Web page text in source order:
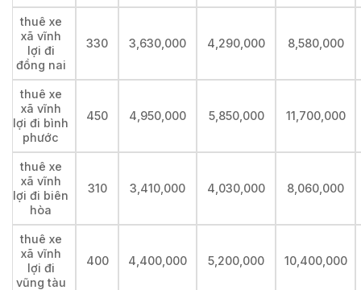
thuê xe
xã vĩnh
lợi đi
đồng nai
330 3,630,000 4,290,000 8,580,000
thuê xe
xã vĩnh
lợi đi bình
phước
450 4,950,000 5,850,000 11,700,000
thuê xe
xã vĩnh
lợi đi biên
hòa
310 3,410,000 4,030,000 8,060,000
thuê xe
xã vĩnh
lợi đi
vũng tàu
400 4,400,000 5,200,000 10,400,000